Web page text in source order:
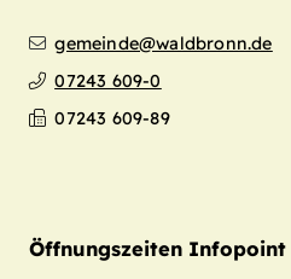
gemeinde@waldbronn.de
07243 609-0
07243 609-89
Leaflet| Map data ©OpenStreetMap
contributors,CC-BY-SA
Öffnungszeiten Infopoint